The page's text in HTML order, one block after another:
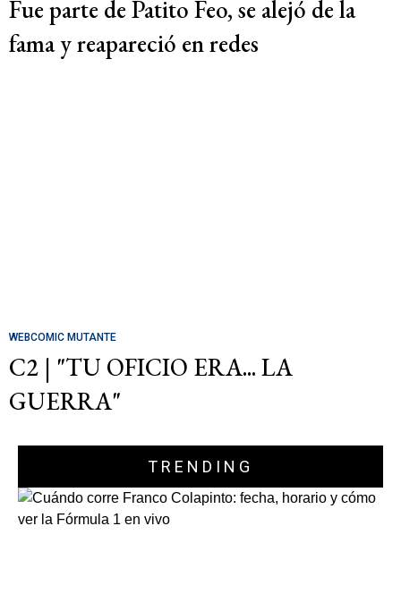
Fue parte de Patito Feo, se alejó de la
fama y reapareció en redes
WEBCOMIC MUTANTE
C2 | "TU OFICIO ERA... LA
GUERRA"
TRENDING